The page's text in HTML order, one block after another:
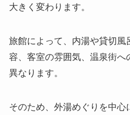
大きく変わります。
旅館によって、内湯や貸切風
容、客室の雰囲気、温泉街へ
異なります。
そのため、外湯めぐりを中心